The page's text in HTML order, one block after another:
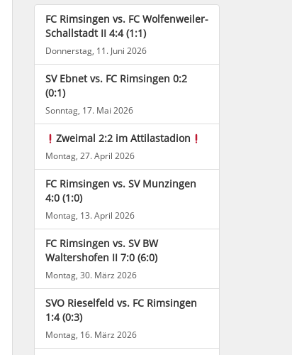
FC Rimsingen vs. FC Wolfenweiler-
Schallstadt II 4:4 (1:1)
Donnerstag, 11. Juni 2026
SV Ebnet vs. FC Rimsingen 0:2
(0:1)
Sonntag, 17. Mai 2026
Zweimal 2:2 im Attilastadion
Montag, 27. April 2026
FC Rimsingen vs. SV Munzingen
4:0 (1:0)
Montag, 13. April 2026
FC Rimsingen vs. SV BW
Waltershofen II 7:0 (6:0)
Montag, 30. März 2026
SVO Rieselfeld vs. FC Rimsingen
1:4 (0:3)
Montag, 16. März 2026